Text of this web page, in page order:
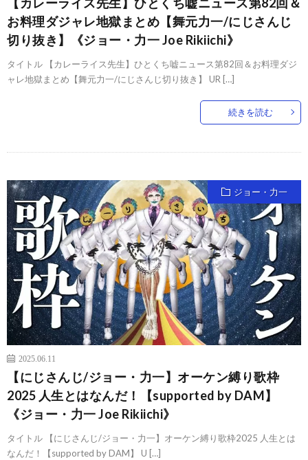
お料理ダジャレ地獄まとめ【舞元力一/にじさんじ
切り抜き】《ジョー・力一 Joe Rikiichi》
タイトル 【カレーライス先生】ひとくち嘘ニュース第82回＆お料理ダジ
ャレ地獄まとめ【舞元力一/にじさんじ切り抜き】 UR […]
続きを読む
ジョー・力一
2025.06.11
【にじさんじ/ジョー・力一】オーケン縛り歌枠
2025 人生とはなんだ！【supported by DAM】
《ジョー・力一 Joe Rikiichi》
タイトル 【にじさんじ/ジョー・力一】オーケン縛り歌枠2025 人生とは
なんだ！【supported by DAM】 U […]